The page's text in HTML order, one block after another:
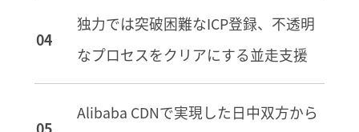
独力では突破困難なICP登録、不透明
なプロセスをクリアにする並走支援
Alibaba CDNで実現した日中双方から